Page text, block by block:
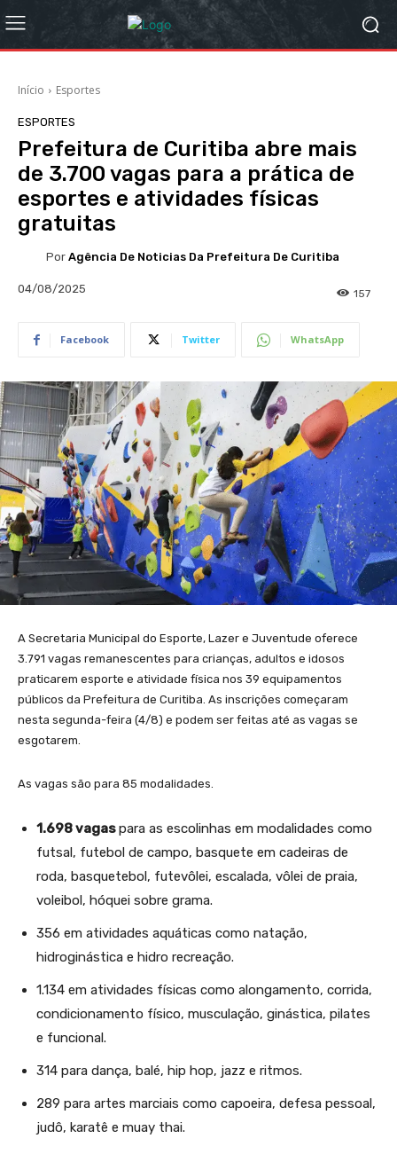
Início Esportes
ESPORTES
Prefeitura de Curitiba abre mais
de 3.700 vagas para a prática de
esportes e atividades físicas
gratuitas
Por Agência De Noticias Da Prefeitura De Curitiba
04/08/2025 157
Facebook Twitter WhatsApp
A Secretaria Municipal do Esporte, Lazer e Juventude oferece
3.791 vagas remanescentes para crianças, adultos e idosos
praticarem esporte e atividade física nos 39 equipamentos
públicos da Prefeitura de Curitiba. As inscrições começaram
nesta segunda-feira (4/8) e podem ser feitas até as vagas se
esgotarem.
As vagas são para 85 modalidades.
1.698 vagaspara as escolinhas em modalidades como
futsal, futebol de campo, basquete em cadeiras de
roda, basquetebol, futevôlei, escalada, vôlei de praia,
voleibol, hóquei sobre grama.
356 em atividades aquáticas como natação,
hidroginástica e hidro recreação.
1.134 em atividades físicas como alongamento, corrida,
condicionamento físico, musculação, ginástica, pilates
e funcional.
314 para dança, balé, hip hop, jazz e ritmos.
289 para artes marciais como capoeira, defesa pessoal,
judô, karatê e muay thai.